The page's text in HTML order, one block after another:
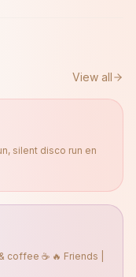
View all
silent disco run en
coffee ☕ 🔥 Friends |